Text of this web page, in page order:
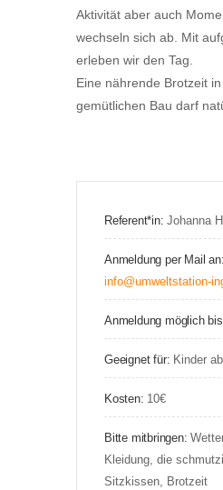
Aktivität aber auch
wechseln sich ab. Mit
erleben wir den Tag.
Eine nährende Brotzeit
gemütlichen Bau darf
Referent*in:Johanna
Anmeldung per Mail an:
info@umweltstation-
Anmeldung möglich
Geeignet für: Kinder
Kosten: 10€
Bitte mitbringen:
Kleidung, die
Sitzkissen, Brotzeit